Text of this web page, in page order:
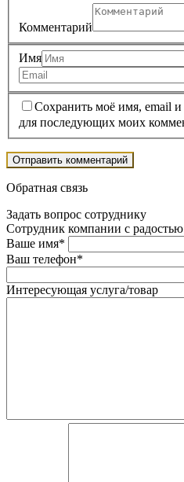
Комментарий
Имя
Сохранить моё имя, email и
для последующих моих
Обратная связь
Задать вопрос сотруднику
Сотрудник компании с
Ваше имя*
Ваш телефон*
Интересующая услуга/товар